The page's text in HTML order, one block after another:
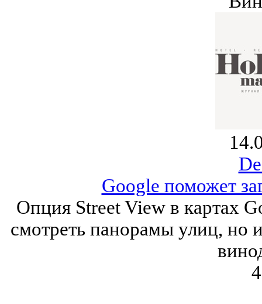
Google поможет
Опция Street View в картах
смотреть панорамы улиц, но